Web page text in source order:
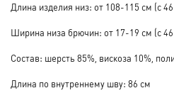
Длина изделия низ: от 108-115 см (с
Ширина низа брючин: от 17-19 см (с
Состав: шерсть 85%, вискоза 10%,
Длина по внутреннему шву: 86 см